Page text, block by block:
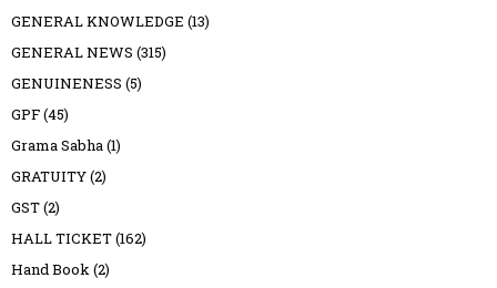
GENERAL KNOWLEDGE (13)
GENERAL NEWS (315)
GENUINENESS (5)
GPF(45)
Grama Sabha(1)
GRATUITY(2)
GST(2)
HALL TICKET(162)
Hand Book(2)